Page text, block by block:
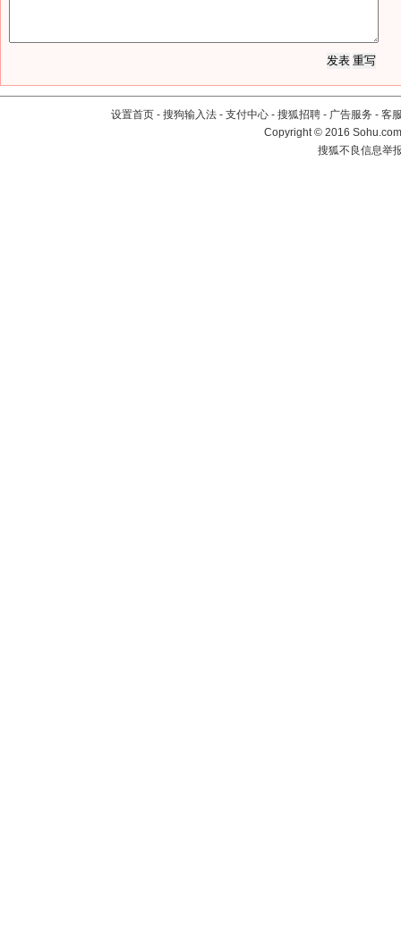
设置首页 - 搜狗输入法 - 支付中心 - 搜狐招聘 - 广告服务 - 客
Copyright©2016
搜狐不良信息举